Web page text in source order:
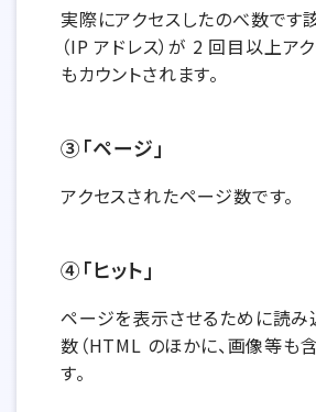
実際にアクセスしたのべ数です
（IP アドレス）が 2 回目以上ア
もカウントされます。
③「ページ」
アクセスされたページ数です。
④「ヒット」
ページを表示させるために読み
数（HTML のほかに、画像等も
す。